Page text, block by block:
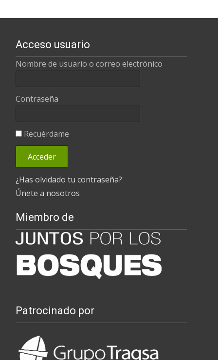
Acceso usuario
Nombre de usuario o correo electrónico
Contraseña
Recuérdame
¿Has olvidado tu contraseña?
Únete a nosotros
Miembro de
Patrocinado por